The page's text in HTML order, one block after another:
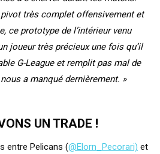
très complet offensivement et
ce prototype de l’intérieur venu
joueur très précieux une fois qu’il
G-League et remplit pas mal de
a manqué dernièrement. »
UN TRADE !
entre Pelicans (@Elorn_Pecorari) et